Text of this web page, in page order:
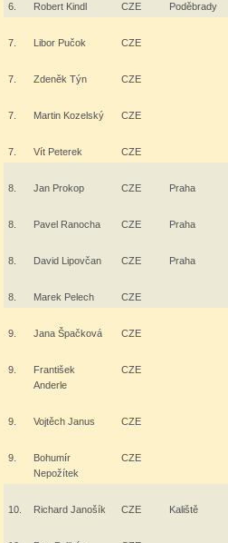
6. Robert Kindl CZE Poděbrady
7. Libor Pučok CZE
7. Zdeněk Týn CZE
7. Martin Kozelský CZE
7. Vít Peterek CZE
8. Jan Prokop CZE Praha
8. Pavel Ranocha CZE Praha
8. David Lipovčan CZE Praha
8. Marek Pelech CZE
9. Jana Špačková CZE
9.
František
Anderle
CZE
9. Vojtěch Janus CZE
9.
Bohumír
Nepožítek
CZE
10. Richard Janošík CZE Kaliště